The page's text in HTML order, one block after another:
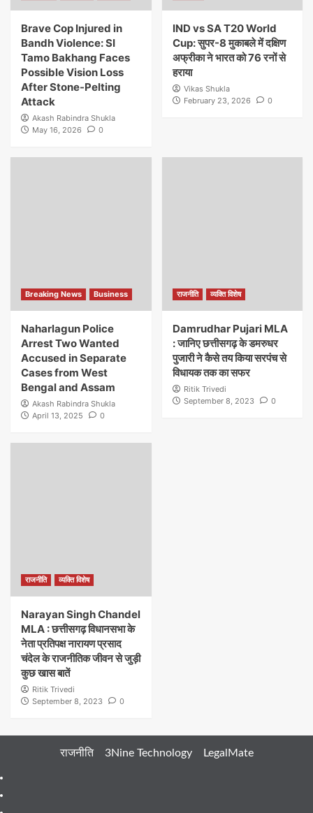
Brave Cop Injured in
Bandh Violence: SI
Tamo Bakhang Faces
Possible Vision Loss
After Stone-Pelting
Attack
Akash Rabindra Shukla
May 16, 2026
0
IND vs SA T20 World
Cup: सुपर-8 मुकाबले में दक्षिण
अफ्रीका ने भारत को 76 रनों से
हराया
Vikas Shukla
February 23, 2026
0
Breaking News Business
Naharlagun Police
Arrest Two Wanted
Accused in Separate
Cases from West
Bengal and Assam
Akash Rabindra Shukla
April 13, 2025
0
राजनीति व्यक्ति विशेष
Damrudhar Pujari MLA
: जानिए छत्तीसगढ़ के डमरुधर
पुजारी ने कैसे तय किया सरपंच से
विधायक तक का सफर
Ritik Trivedi
September 8, 2023
0
राजनीति व्यक्ति विशेष
Narayan Singh Chandel
MLA : छत्तीसगढ़ विधानसभा के
नेता प्रतिपक्ष नारायण प्रसाद
चंदेल के राजनीतिक जीवन से जुड़ी
कुछ खास बातें
Ritik Trivedi
September 8, 2023
0
राजनीति 3Nine Technology LegalMate